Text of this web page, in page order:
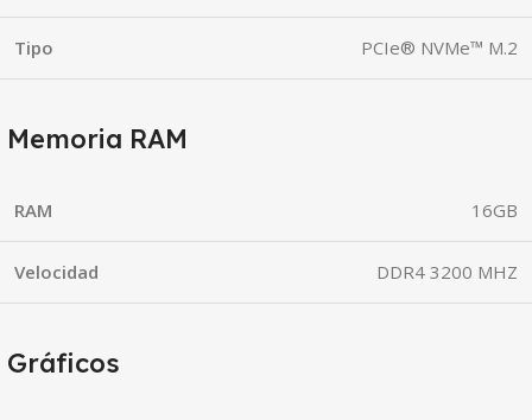
Tipo PCIe® NVMe™ M.2
Memoria RAM
RAM 16GB
Velocidad DDR4 3200 MHZ
Gráficos